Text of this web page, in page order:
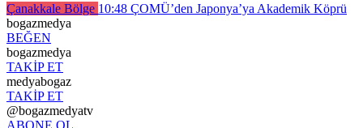
Çanakkale Bölge 10:48 ÇOMÜ’den Japonya’ya Akademik Köprü
bogazmedya
BEĞEN
bogazmedya
TAKİP ET
medyabogaz
TAKİP ET
@bogazmedyatv
ABONE OL